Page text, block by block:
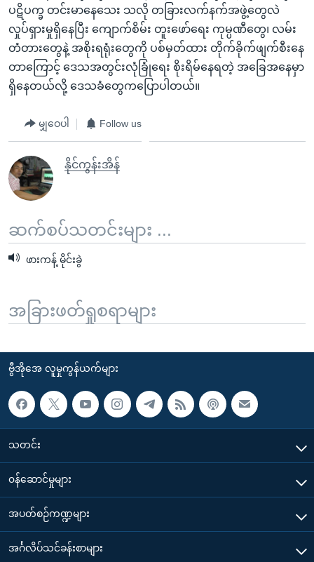
ပဋိပက္ခ တင်းမာနေသေး သလို တခြားလက်နက်အဖွဲ့တွေလဲ
လှုပ်ရှားမှုရှိနေပြီး ကျောက်စိမ်း တူးဖော်ရေး ကုမ္ပဏီတွေ၊ လမ်း
တံတားတွေနဲ့ အစိုးရရုံးတွေကို ပစ်မှတ်ထား တိုက်ခိုက်ဖျက်စီးနေ
တာကြောင့် ဒေသအတွင်းလုံခြုံရေး စိုးရိမ်နေရတဲ့ အခြေအနေမှာ
ရှိနေတယ်လို့ ဒေသခံတွေကပြောပါတယ်။
မျှဝေပါ Follow us
နိုင်ကွန်းအိန်
ဆက်စပ်သတင်းများ ...
ဖားကန့် မိုင်းခွဲ
အခြားဖတ်ရှုစရာများ
ဗွီအိုအေ လူမှုကွန်ယက်များ
သတင်း
၀န်ဆောင်မှုများ
အပတ်စဉ်ကဏ္ဍများ
အင်္ဂလိပ်သင်ခန်းစာများ